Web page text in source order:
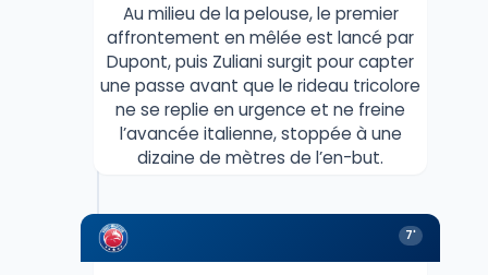
Au milieu de la pelouse, le premier
affrontement en mêlée est lancé par
Dupont, puis Zuliani surgit pour capter
une passe avant que le rideau tricolore
ne se replie en urgence et ne freine
l’avancée italienne, stoppée à une
dizaine de mètres de l’en-but.
7'